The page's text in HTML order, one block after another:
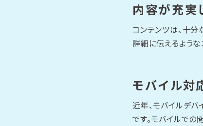
内容が充実
コンテンツは、十分
詳細に伝えるよう
モバイル対
近年、モバイルデ
です。モバイルでの